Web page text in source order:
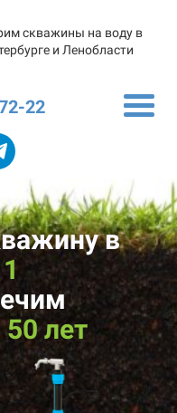
скважины на воду в
и Ленобласти
22
в
лет